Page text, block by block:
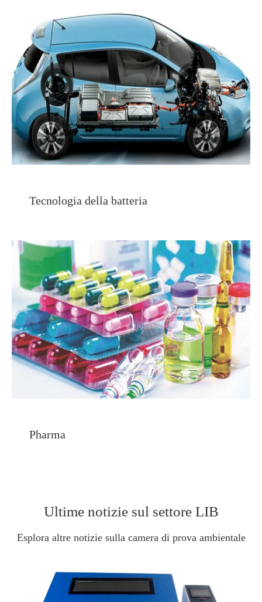
Tecnologia della batteria
Pharma
Ultime notizie sul settore LIB
Esplora altre notizie sulla camera di prova ambientale